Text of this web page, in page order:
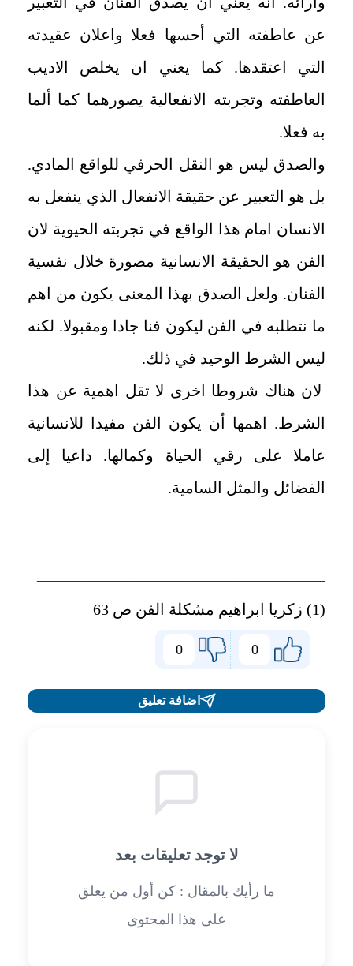
عن عاطفته التي أحسها فعلا واعلان عقيدته
التي اعتقدها. كما يعني ان يخلص الاديب
العاطفته وتجربته الانفعالية يصورهما كما ألما
به فعلا.
والصدق ليس هو النقل الحرفي للواقع المادي.
بل هو التعبير عن حقيقة الانفعال الذي ينفعل به
الانسان امام هذا الواقع في تجربته الحيوية لان
الفن هو الحقيقة الانسانية مصورة خلال نفسية
الفنان. ولعل الصدق بهذا المعنى يكون من اهم
ما نتطلبه في الفن ليكون فنا جادا ومقبولا. لكنه
ليس الشرط الوحيد في ذلك.
لان هناك شروطا اخرى لا تقل اهمية عن هذا
الشرط. اهمها أن يكون الفن مفيدا للانسانية
عاملا على رقي الحياة وكمالها. داعيا إلى
الفضائل والمثل السامية.
ـــــــــــــــــــــــــــــــــــــــــــــــــــــــــــــ
(1) زكريا ابراهيم مشكلة الفن ص 63
0
0
اضافة تعليق
لا توجد تعليقات بعد
ما رأيك بالمقال : كن أول من يعلق
على هذا المحتوى